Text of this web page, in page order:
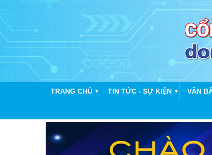
TRANG CHỦ ▼ TIN TỨC - SỰ KIỆN ▼ VĂN